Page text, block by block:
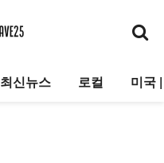
최신뉴스 로컬 미국